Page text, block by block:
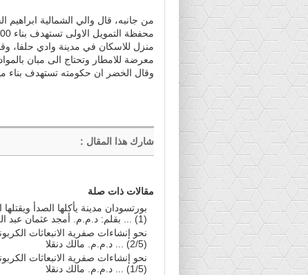
من جانبه، قال والي الشمالية
منزل للاسكان في مدينة وادي حلفا،
معرضة للامطار وتحتاج الى مبان بالمواد
وقال الخضر ان حكومته تستهدف بناء ميناء بري بمبلغ 100 مليون جنيه في
شارك هذا المقال :
مقالات ذات صلة
بورتسودان مدينة يأكلها الصدأ
(1) ... بقلم: د.م.م. أمجد عثمان عبد اللطيف
نحو إنشاءات صفرية الانبعاثات
(2/5) ... د.م.م. مالك دنقلا
نحو إنشاءات صفرية الانبعاثات
(1/5) ... د.م.م. مالك دنقلا